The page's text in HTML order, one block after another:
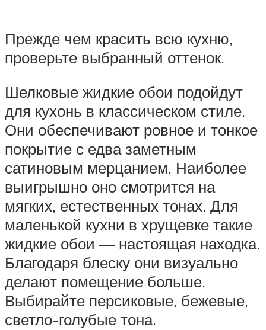
Прежде чем красить всю кухню,
проверьте выбранный оттенок.
Шелковые жидкие обои подойдут
для кухонь в классическом стиле.
Они обеспечивают ровное и тонкое
покрытие с едва заметным
сатиновым мерцанием. Наиболее
выигрышно оно смотрится на
мягких, естественных тонах. Для
маленькой кухни в хрущевке такие
жидкие обои — настоящая находка.
Благодаря блеску они визуально
делают помещение больше.
Выбирайте персиковые, бежевые,
светло-голубые тона.